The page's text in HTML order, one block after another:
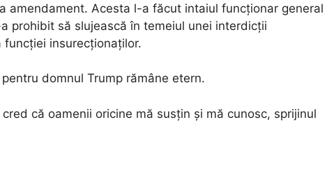
amendament. Acesta l-a făcut intaiul funcționar general
prohibit să slujească în temeiul unei interdicții
insurecționaților.
domnul Trump rămâne etern.
cred că oamenii oricine mă susțin și mă cunosc, sprijinul